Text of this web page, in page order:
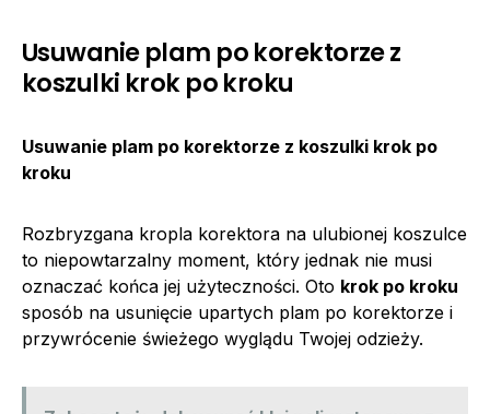
Usuwanie plam po korektorze z
koszulki krok po kroku
Usuwanie plam po korektorze z koszulki krok po
kroku
Rozbryzgana kropla korektora na ulubionej koszulce
to niepowtarzalny moment, który jednak nie musi
oznaczać końca jej użyteczności. Oto krok po kroku
sposób na usunięcie upartych plam po korektorze i
przywrócenie świeżego wyglądu Twojej odzieży.